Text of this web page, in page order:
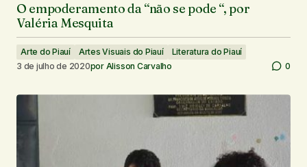
O empoderamento da “não se pode “, por
Valéria Mesquita
Arte do Piauí Artes Visuais do Piauí
Literatura do Piauí
3 de julho de 2020por Alisson Carvalho 0